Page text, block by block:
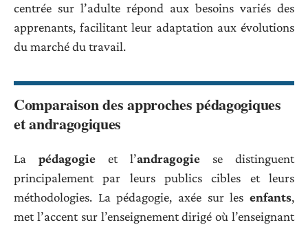
centrée sur l’adulte répond aux besoins variés des
apprenants, facilitant leur adaptation aux évolutions
du marché du travail.
Comparaison des approches pédagogiques
et andragogiques
La pédagogie et l’andragogie se distinguent
principalement par leurs publics cibles et leurs
méthodologies. La pédagogie, axée sur les enfants,
met l’accent sur l’enseignement dirigé où l’enseignant